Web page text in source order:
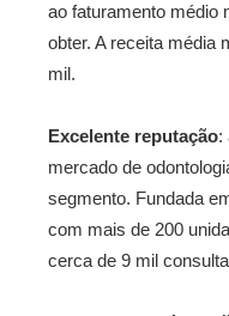
ao faturamento médio
obter. A receita média
mil.
Excelente reputação:
mercado de
segmento. Fundada
com mais de 200
cerca de 9 mil